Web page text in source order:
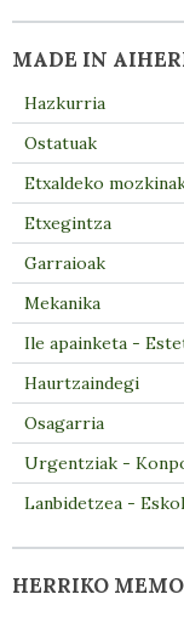
MADE IN
Hazkurria
Ostatuak
Etxaldeko
Etxegintza
Garraioak
Mekanika
Ile apainketa -
Haurtzaindegi
Osagarria
Urgentziak -
Lanbidetzea -
HERRIKO